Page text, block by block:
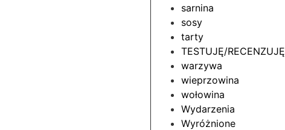
sarnina
sosy
tarty
TESTUJĘ/RECENZUJĘ
warzywa
wieprzowina
wołowina
Wydarzenia
Wyróżnione